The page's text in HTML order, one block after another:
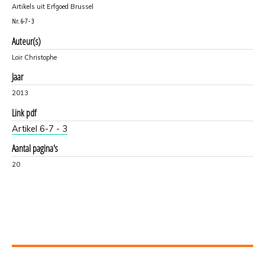
Artikels uit Erfgoed Brussel
Nr. 6-7 - 3
Auteur(s)
Loir Christophe
Jaar
2013
Link pdf
Artikel 6-7 - 3
Aantal pagina's
20